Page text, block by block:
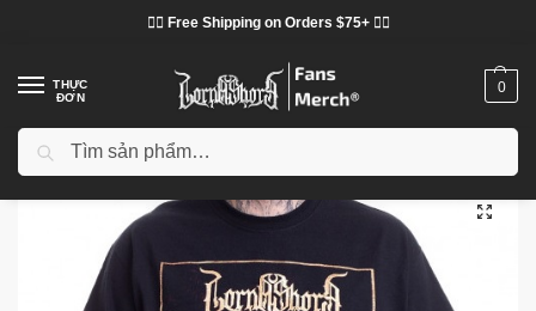
❤️‍🔥 Free Shipping on Orders $75+ ❤️‍🔥
THỰC
ĐƠN
0
Trang chủ / Cửa hàng / Lorna Shore vải